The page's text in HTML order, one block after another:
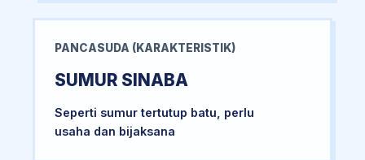
PANCASUDA (KARAKTERISTIK)
SUMUR SINABA
Seperti sumur tertutup batu, perlu
usaha dan bijaksana